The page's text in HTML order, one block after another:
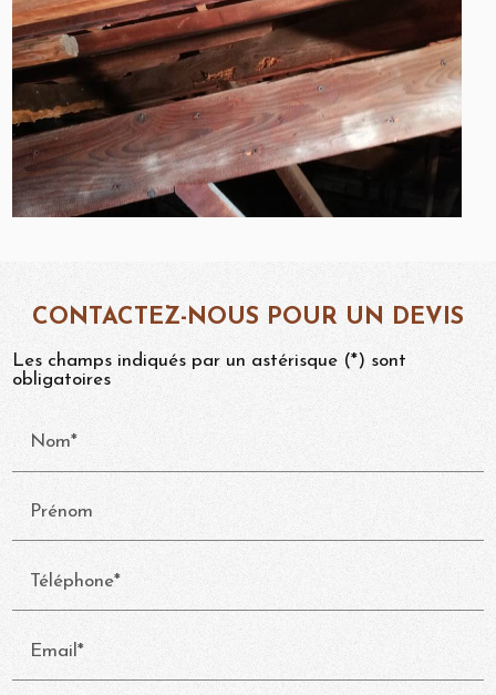
CONTACTEZ-NOUS POUR UN DEVIS
Les champs indiqués par un astérisque (*) sont
obligatoires
Nom*
Prénom
Téléphone*
Email*